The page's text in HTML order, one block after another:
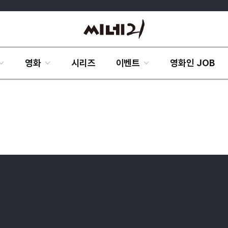
영화 시리즈 이벤트 영화인 JOB